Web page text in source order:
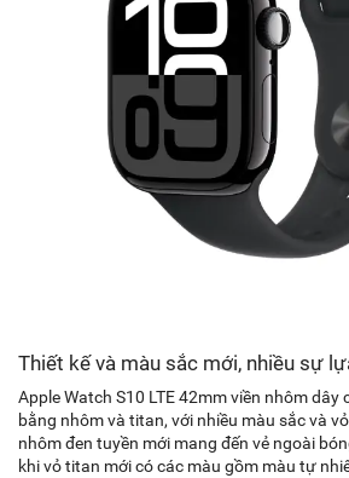
Thiết kế và màu sắc mới, nhiều sự
Apple Watch S10 LTE 42mm viền nhôm dây
bằng nhôm và titan, với nhiều màu sắc và
nhôm đen tuyền mới mang đến vẻ ngoài
khi vỏ titan mới có các màu gồm màu tự